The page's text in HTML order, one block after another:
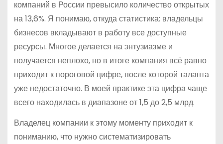
компаний в России превысило количество открытых
на 13,6%. Я понимаю, откуда статистика: владельцы
бизнесов вкладывают в работу все доступные
ресурсы. Многое делается на энтузиазме и
получается неплохо, но в итоге компания всё равно
приходит к пороговой цифре, после которой таланта
уже недостаточно. В моей практике эта цифра чаще
всего находилась в диапазоне от 1,5 до 2,5 млрд.
Владелец компании к этому моменту приходит к
пониманию, что нужно систематизировать